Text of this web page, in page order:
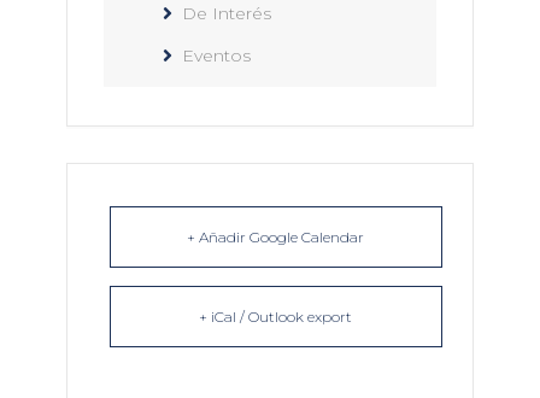
De Interés
Eventos
+ Añadir Google Calendar
+ iCal / Outlook export